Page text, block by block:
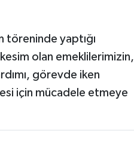
töreninde yaptığı
olan emeklilerimizin,
görevde iken
için mücadele etmeye